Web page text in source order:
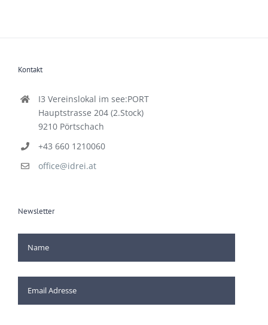
Kontakt
I3 Vereinslokal im see:PORT
Hauptstrasse 204 (2.Stock)
9210 Pörtschach
+43 660 1210060
office@idrei.at
Newsletter